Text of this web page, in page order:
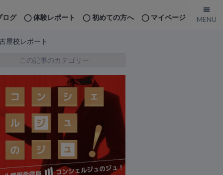
マイページ
初めての方へ
体験レポート
ログ
屋校レポート
この記事のカテゴリー